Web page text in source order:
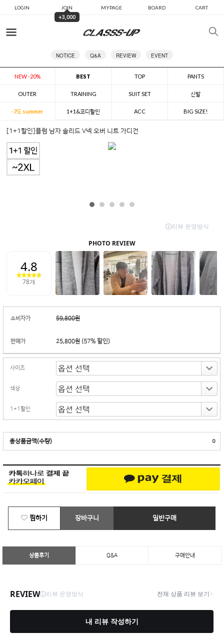
LOGIN JOIN MYPAGE BOARD CART
+3,000
NOTICE Q&A REVIEW EVENT
NEW -20% BEST TOP PANTS
OUTER TRAINING SUIT SET 신발
-7도 summer 1+1&코디할인 ACC BIG SIZE!
[1+1할인]플럼 남자 솔리드 V넥 오버 니트 가디건
소비자가 59,800원
판매가 25,800원 (57% 할인)
사이즈
색상
1+1할인
총상품금액(수량) 0
찜하기 장바구니 일반구매
상품후기 Q&A 구매안내